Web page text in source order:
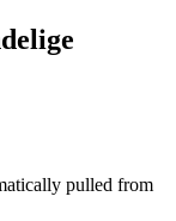
pulled from